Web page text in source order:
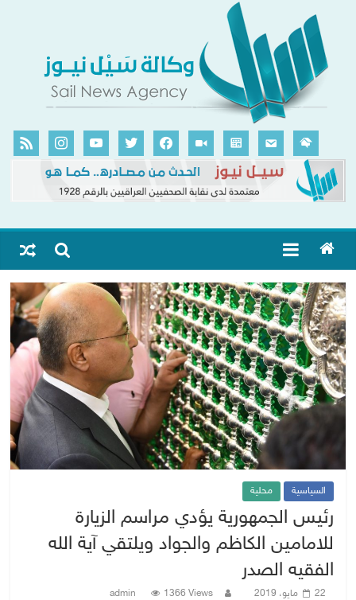
السياسية محلية
رئيس الجمهورية يؤدي مراسم الزيارة
للامامين الكاظم والجواد ويلتقي آية الله
الفقيه الصدر
22 مايو، 2019 admin 1366 Views